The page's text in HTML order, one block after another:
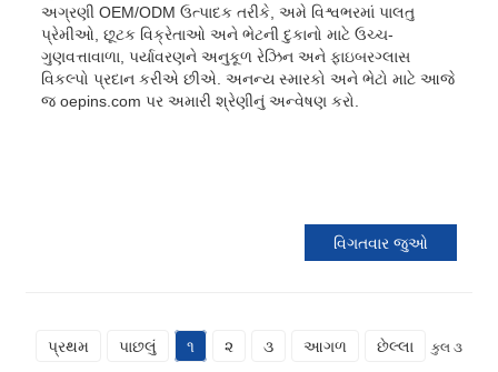
અગ્રણી OEM/ODM ઉત્પાદક તરીકે, અમે વિશ્વભરમાં પાલતુ
પ્રેમીઓ, છૂટક વિક્રેતાઓ અને ભેટની દુકાનો માટે ઉચ્ચ-
ગુણવત્તાવાળા, પર્યાવરણને અનુકૂળ રેઝિન અને ફાઇબરગ્લાસ
વિકલ્પો પ્રદાન કરીએ છીએ. અનન્ય સ્મારકો અને ભેટો માટે આજે
જ oepins.com પર અમારી શ્રેણીનું અન્વેષણ કરો.
વિગતવાર જુઓ
પ્રથમ પાછલું ૧ ૨ ૩ આગળ છેલ્લા કુલ ૩